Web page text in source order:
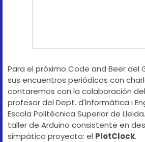
Para el próximo Code and Beer del
sus encuentros periódicos con
contaremos con la colaboración
profesor del Dept. d'Informàtica i
Escola Politècnica Superior de
taller de Arduino consistente en
simpático proyecto: el PlotClock.